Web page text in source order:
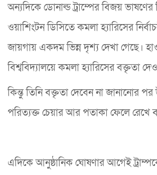
অন্যদিকে ডোনাল্ড ট্রাম্পের বিজয়
ওয়াশিংটন ডিসিতে কমলা হ্যারিসের
জায়গায় একদম ভিন্ন দৃশ্য দেখা গেছে।
বিশ্ববিদ্যালয়ে কমলা হ্যারিসের বক্তৃতা
কিন্তু তিনি বক্তৃতা দেবেন না জানানোর
পরিত্যক্ত চেয়ার আর পতাকা ফেলে রেখে
এদিকে আনুষ্ঠানিক ঘোষণার আগেই